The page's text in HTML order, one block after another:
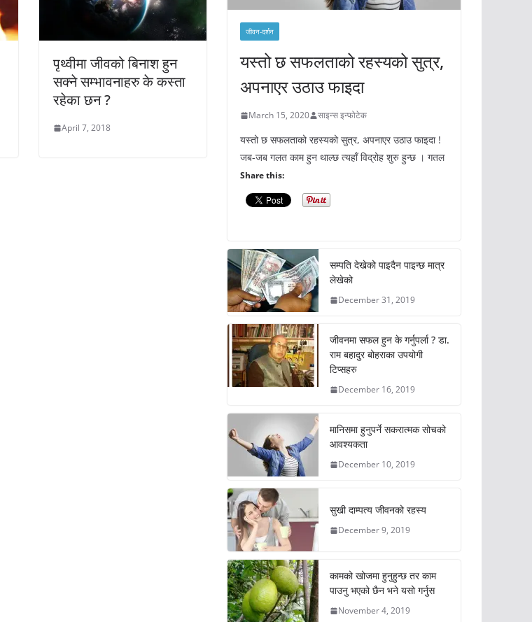
पृथ्वीमा जीवको बिनाश हुन
सक्ने सम्भावनाहरु के कस्ता
रहेका छन ?
April 7, 2018
जीवन-दर्शन
यस्तो छ सफलताको रहस्यको सुत्र,
अपनाएर उठाउ फाइदा
March 15, 2020 साइन्स इन्फोटेक
यस्तो छ सफलताको रहस्यको सुत्र, अपनाएर उठाउ फाइदा !
जब-जब गलत काम हुन थाल्छ त्यहाँ विद्रोह शुरु हुन्छ । गतल
Share this:
सम्पति देखेको पाइदैन पाइन्छ मात्र
लेखेको
December 31, 2019
जीवनमा सफल हुन के गर्नुपर्ला ? डा.
राम बहादुर बोहराका उपयोगी
टिप्सहरु
December 16, 2019
मानिसमा हुनुपर्ने सकरात्मक सोचको
आवश्यकता
December 10, 2019
सुखी दाम्पत्य जीवनको रहस्य
December 9, 2019
कामको खोजमा हुनुहुन्छ तर काम
पाउनु भएको छैन भने यसो गर्नुस
November 4, 2019